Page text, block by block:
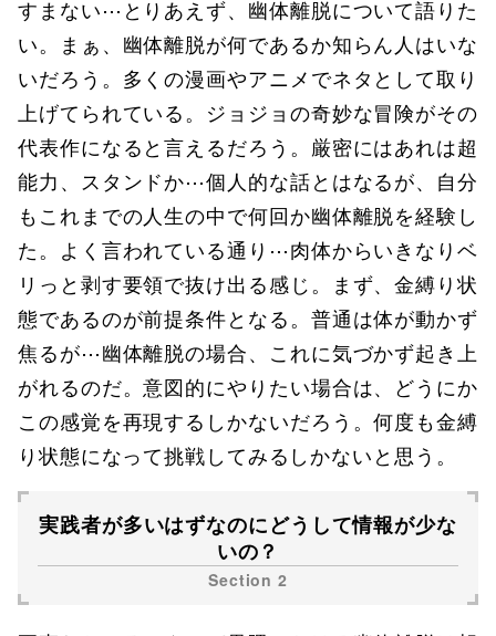
すまない⋯とりあえず、幽体離脱について語りた
い。まぁ、幽体離脱が何であるか知らん人はいな
いだろう。多くの漫画やアニメでネタとして取り
上げてられている。ジョジョの奇妙な冒険がその
代表作になると言えるだろう。厳密にはあれは超
能力、スタンドか⋯個人的な話とはなるが、自分
もこれまでの人生の中で何回か幽体離脱を経験し
た。よく言われている通り⋯肉体からいきなりベ
リっと剥す要領で抜け出る感じ。まず、金縛り状
態であるのが前提条件となる。普通は体が動かず
焦るが⋯幽体離脱の場合、これに気づかず起き上
がれるのだ。意図的にやりたい場合は、どうにか
この感覚を再現するしかないだろう。何度も金縛
り状態になって挑戦してみるしかないと思う。
実践者が多いはずなのにどうして情報が少な
いの？